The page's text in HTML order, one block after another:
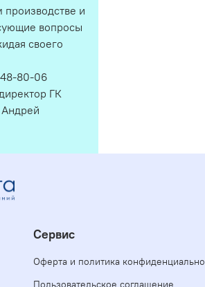
и
вопросы
своего
80-06
ГК
Сервис
Оферта и политика
Пользовательское соглашение